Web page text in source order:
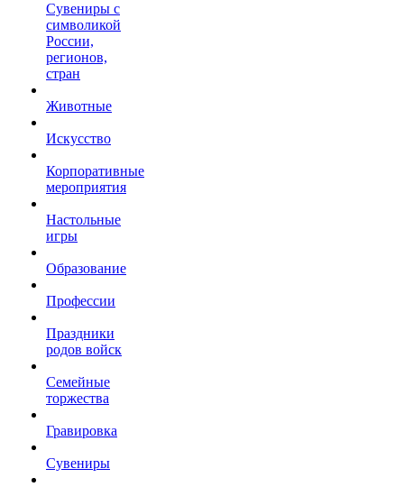
Сувениры с
символикой
России,
регионов,
стран
Животные
Искусство
Корпоративные
мероприятия
Настольные
игры
Образование
Профессии
Праздники
родов войск
Семейные
торжества
Гравировка
Сувениры